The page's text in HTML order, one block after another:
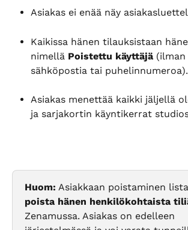
Asiakas ei enää näy
Kaikissa hänen tilauksistaan
nimellä Poistettu käyttäjä (ilman
sähköpostia tai puhelinnumeroa).
Asiakas menettää kaikki jäljellä
ja sarjakortin käyntikerrat
Huom: Asiakkaan poistaminen
poista hänen henkilökohtaista
Zenamussa. Asiakas on edelleen